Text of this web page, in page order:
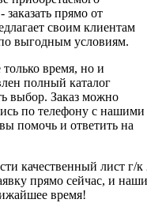
прямо от
своим клиентам
выгодным условиям.
время, но и
полный каталог
выбор. Заказ можно
по телефону с нашими
помочь и ответить на
качественный лист г/к
прямо сейчас, и наши
время!